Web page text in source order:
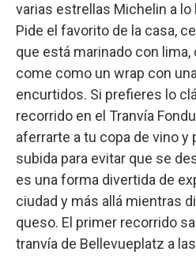
varias estrellas Michelin a lo
Pide el favorito de la casa,
que está marinado con
come como un wrap con
encurtidos. Si prefieres lo
recorrido en el Tranvía
aferrarte a tu copa de vino y
subida para evitar que se
es una forma divertida de
ciudad y más allá mientras
queso. El primer recorrido
tranvía de Bellevueplatz a